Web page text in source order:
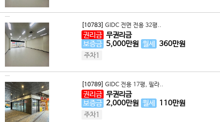
[10783] GIDC 전면 전용 32평..
권리금 무권리금
보증금 5,000만원 월세 360만원
주차1
[10789] GIDC 전용 17평, 필라..
권리금 무권리금
보증금 2,000만원 월세 110만원
주차1